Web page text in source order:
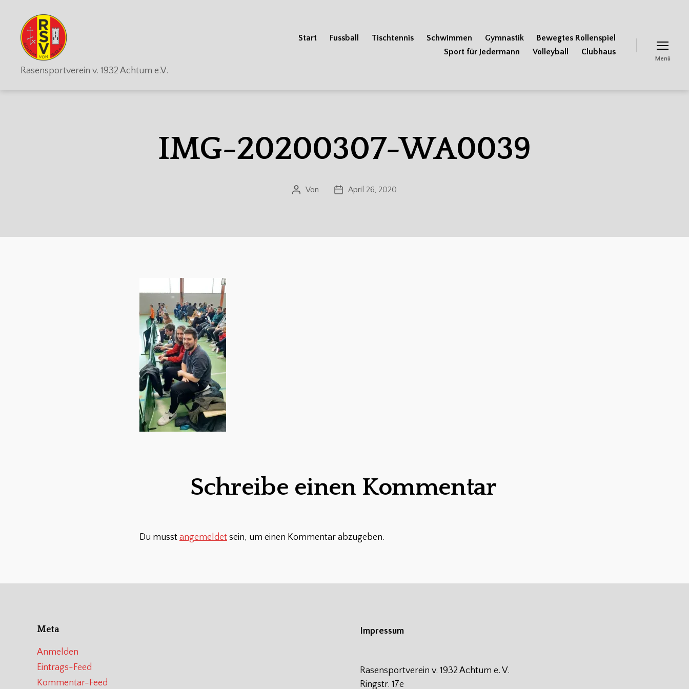
RSV
Achtum
Rasensportverein v. 1932 Achtum e.V.
Start Fussball Tischtennis Schwimmen Gymnastik
Bewegtes Rollenspiel
Sport für Jedermann
Volleyball Clubhaus
Menü
IMG-20200307-WA0039
Beitragsautor
Von Veröffentlichungsdatum
April 26, 2020
Schreibe einen Kommentar
Du musst angemeldet sein, um einen Kommentar abzugeben.
Meta
Anmelden
Eintrags-Feed
Kommentar-Feed
Impressum
Rasensportverein v. 1932 Achtum e. V.
Ringstr. 17e